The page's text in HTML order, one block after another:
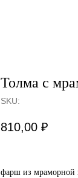
Толма с
SKU:
810,00 ₽
фарш из мраморной